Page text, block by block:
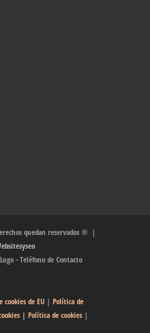
quedan reservados ® |
- Teléfono de Contacto
cookies de EU | Política de
| Política de cookies |